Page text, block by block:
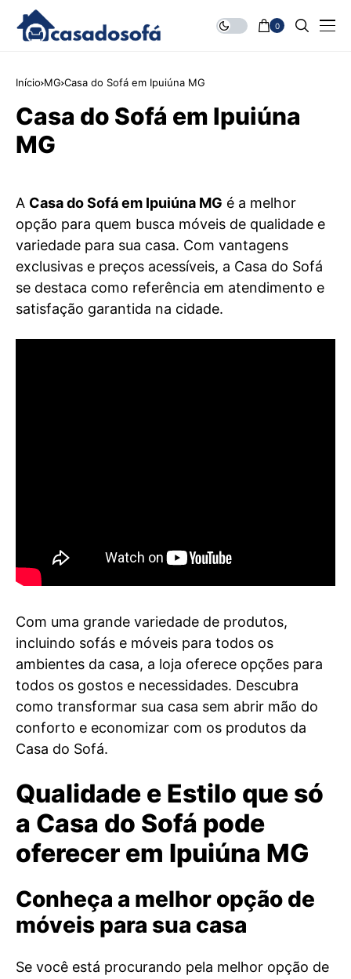
0
Início MG Casa do Sofá em Ipuiúna MG
Casa do Sofá em Ipuiúna
MG
A Casa do Sofá em Ipuiúna MG é a melhor
opção para quem busca móveis de qualidade e
variedade para sua casa. Com vantagens
exclusivas e preços acessíveis, a Casa do Sofá
se destaca como referência em atendimento e
satisfação garantida na cidade.
Com uma grande variedade de produtos,
incluindo sofás e móveis para todos os
ambientes da casa, a loja oferece opções para
todos os gostos e necessidades. Descubra
como transformar sua casa sem abrir mão do
conforto e economizar com os produtos da
Casa do Sofá.
Qualidade e Estilo que só
a Casa do Sofá pode
oferecer em Ipuiúna MG
Conheça a melhor opção de
móveis para sua casa
Se você está procurando pela melhor opção de